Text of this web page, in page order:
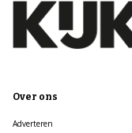
Over ons
Adverteren